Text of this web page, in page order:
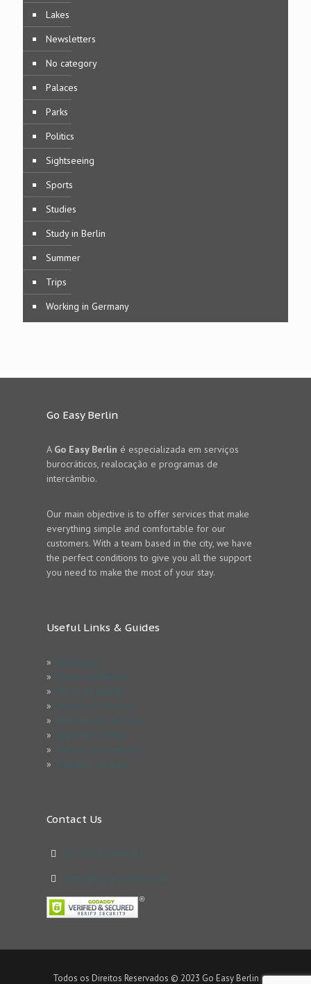
Lakes
Newsletters
No category
Palaces
Parks
Politics
Sightseeing
Sports
Studies
Study in Berlin
Summer
Trips
Working in Germany
Go Easy Berlin
A Go Easy Berlin é especializada em serviços
burocráticos, realocação e programas de
intercâmbio.
Our main objective is to offer services that make
everything simple and comfortable for our
customers. With a team based in the city, we have
the perfect conditions to give you all the support
you need to make the most of your stay.
Useful Links & Guides
»
»
»
»
»
»
»
»
Contact Us
Todos os Direitos Reservados © 2023 Go Easy Berlin